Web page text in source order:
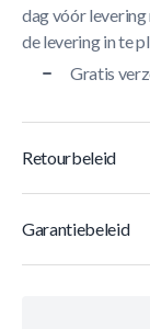
dag vóór levering
de levering in te
Gratis
Retourbeleid
Garantiebeleid